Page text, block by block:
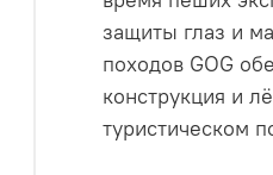
защиты глаз и
походов GOG
конструкция и
туристическом